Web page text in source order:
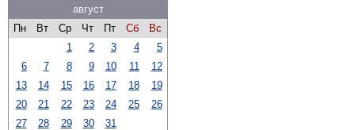
август
Пн
Вт Ср Чт Пт Сб
Вс
1
2 3 4
5
6
7 8 9 10 11
12
13
14 15 16 17 18
19
20
21 22 23 24 25
26
27
28 29 30 31